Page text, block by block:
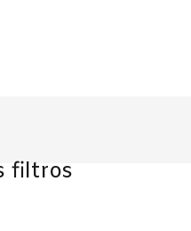
filtros